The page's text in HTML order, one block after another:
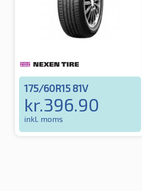
175/60R15 81V
kr.396.90
inkl. moms